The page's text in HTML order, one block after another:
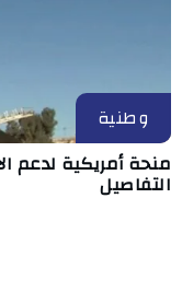
وطنية
منحة أمريكية لدعم
التفاصيل